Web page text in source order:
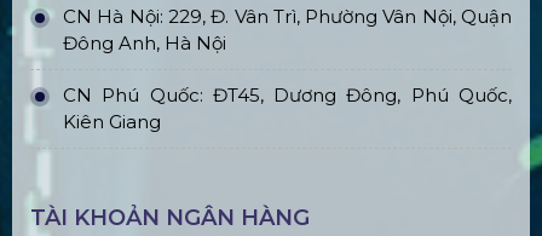
CN Hà Nội: 229, Đ. Vân Trì, Phường Vân Nội, Quận
Đông Anh, Hà Nội
CN Phú Quốc: ĐT45, Dương Đông, Phú Quốc,
Kiên Giang
TÀI KHOẢN NGÂN HÀNG